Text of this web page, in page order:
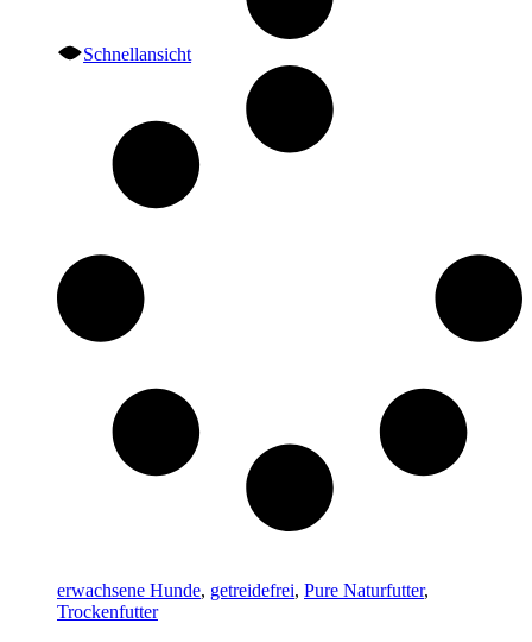
Schnellansicht
erwachsene Hunde, getreidefrei, Pure Naturfutter,
Trockenfutter